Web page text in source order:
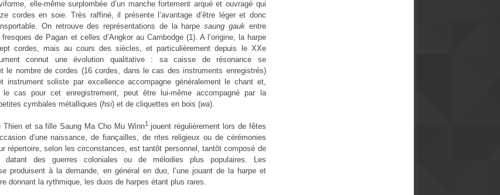
elle-même surplombée d’un manche fortement arqué et ouvragé qui
cordes en soie. Très raffiné, il présente l’avantage d’être léger et donc
On retrouve des représentations de la harpesaung gaukentre
de Pagan et celles d’Angkor au Cambodge (1). A l’origine, la harpe
cordes, mais au cours des siècles, et particulièrement depuis le XXe
connut une évolution qualitative : sa caisse de résonance se
le nombre de cordes (16 cordes, dans le cas des instruments enregistrés)
instrument soliste par excellence accompagne généralement le chant et,
le cas pour cet enregistrement, peut être lui-même accompagné par la
cymbales métalliques (hsi) et de cliquettes en bois (wa).
Thien et sa fille Saung Ma Cho Mu Winn1jouent régulièrement lors de fêtes
d’une naissance, de fiançailles, de rites religieux ou de cérémonies
répertoire, selon les circonstances, est tantôt personnel, tantôt composé de
datant des guerres coloniales ou de mélodies plus populaires. Les
produisent à la demande, en général en duo, l’une jouant de la harpe et
donnant la rythmique, les duos de harpes étant plus rares.